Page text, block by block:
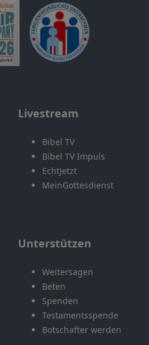
Livestream
Bibel TV
Bibel TV Impuls
EchtJetzt
MeinGottesdienst
Unterstützen
Weitersagen
Beten
Spenden
Testamentsspende
Botschafter werden